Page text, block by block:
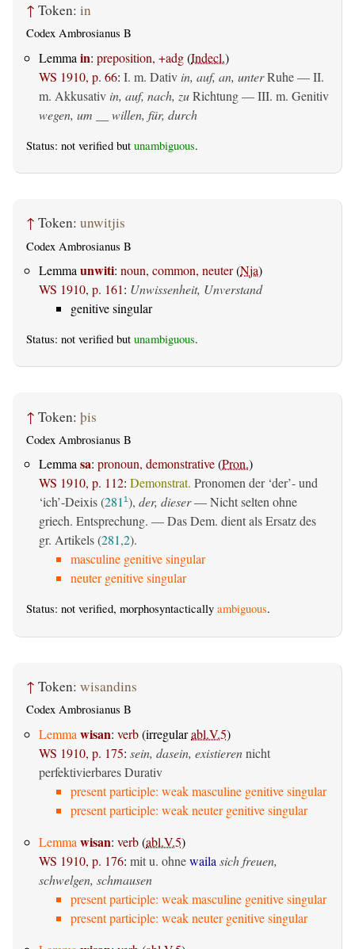
↑ Token: in
Codex Ambrosianus B
Lemma in: preposition, +adg(Indecl.)
WS 1910, p. 66: I. m. Dativ in, auf, an, unterRuhe — II.
m. Akkusativ in, auf, nach, zuRichtung — III. m. Genitiv
wegen, um __ willen, für, durch
Status: not verified but unambiguous.
↑ Token: unwitjis
Codex Ambrosianus B
Lemma unwiti: noun, common, neuter(Nja)
WS 1910, p. 161: Unwissenheit, Unverstand
genitive singular
Status: not verified but unambiguous.
↑ Token: þis
Codex Ambrosianus B
Lemmasa: pronoun, demonstrative(Pron.)
WS 1910, p. 112: Demonstrat. Pronomen der ‘der’- und
‘ich’-Deixis (281 1), der, dieser— Nicht selten ohne
griech. Entsprechung. — Das Dem. dient als Ersatz des
gr. Artikels (281,2).
masculine genitive singular
neuter genitive singular
Status: not verified, morphosyntactically ambiguous.
↑ Token: wisandins
Codex Ambrosianus B
Lemma wisan: verb(irregularabl.V.5)
WS 1910, p. 175: sein, dasein, existierennicht
perfektivierbares Durativ
present participle: weak masculine genitive singular
present participle: weak neuter genitive singular
Lemma wisan: verb(abl.V.5)
WS 1910, p. 176: mit u. ohnewaila sich freuen,
schwelgen, schmausen
present participle: weak masculine genitive singular
present participle: weak neuter genitive singular